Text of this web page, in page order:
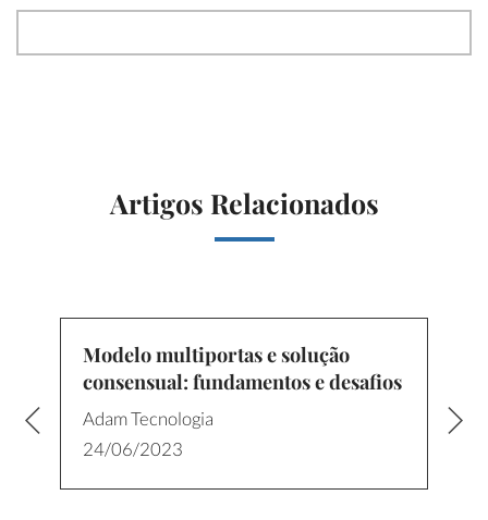
Artigos Relacionados
Modelo multiportas e solução
consensual: fundamentos e desafios
Adam Tecnologia
24/06/2023